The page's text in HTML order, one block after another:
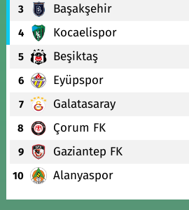
3 Başakşehir
4 Kocaelispor
5 Beşiktaş
6 Eyüpspor
7 Galatasaray
8 Çorum FK
9 Gaziantep FK
10 Alanyaspor